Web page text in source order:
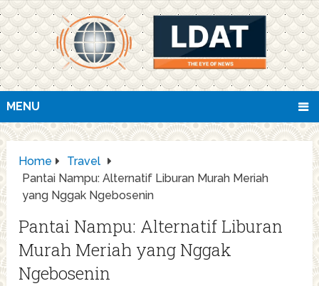
MENU
Home
Travel
Pantai Nampu: Alternatif Liburan Murah Meriah
yang Nggak Ngebosenin
Pantai Nampu: Alternatif Liburan
Murah Meriah yang Nggak
Ngebosenin